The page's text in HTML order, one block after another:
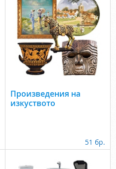
Произведения на
изкуството
51 бр.